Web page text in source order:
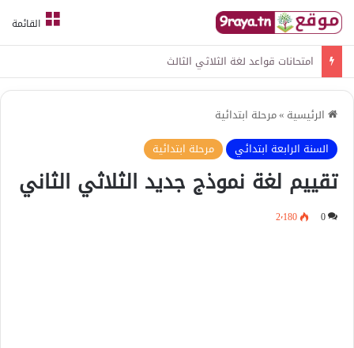
القائمة
امتحانات قواعد لغة الثلاثي الثالث
الرئيسية »مرحلة ابتدائية
السنة الرابعة ابتدائي
مرحلة ابتدائية
تقييم لغة نموذج جديد الثلاثي الثاني
0 2٬180